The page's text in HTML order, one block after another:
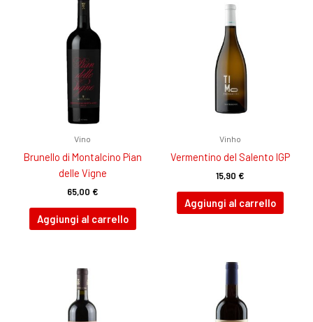
Vino
Brunello di Montalcino Pian
delle Vigne
65,00 €
Aggiungi al carrello
Vinho
Vermentino del Salento IGP
15,90 €
Aggiungi al carrello